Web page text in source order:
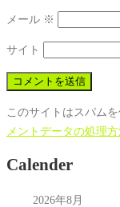
メール ※
サイト
このサイトはスパム
メントデータの処理
Calender
2026年8月